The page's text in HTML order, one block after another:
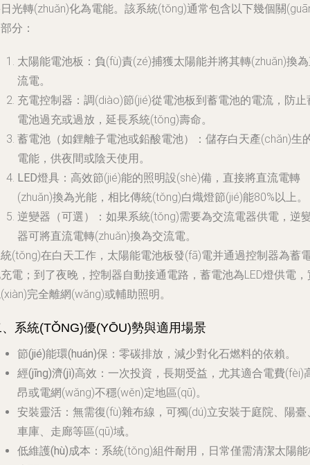
光轉(zhuǎn)化為電能。該系統(tǒng)通常包含以下幾個關
分：
太陽能電池板 ：負(fù)責(zé)捕獲太陽能并將其轉(zhuǎn)換
流電。
充電控制器 ：調(diào)節(jié)從電池板到蓄電池的電流，防止
電池過充或過放，延長系統(tǒng)壽命。
蓄電池 （如鋰離子電池或鉛酸電池）：儲存白天產(chǎn)生
電能，供夜間或陰天使用。
LED燈具 ：高效節(jié)能的照明設(shè)備，直接將直流電轉
(zhuǎn)換為光能，相比傳統(tǒng)白熾燈節(jié)能80%以上。
逆變器 （可選）：如果系統(tǒng)需要為交流電器供電，逆
器可將直流電轉(zhuǎn)換為交流電。
(tǒng)在白天工作，太陽能電池板發(fā)電并通過控制器為蓄
電；到了夜晚，控制器自動接通電路，蓄電池為LED燈供電，
完全離網(wǎng)或輔助照明。
系統(TǑNG)優(YŌU)勢與適用場景
節(jié)能環(huán)保 ：零碳排放，減少對化石燃料的依賴。
經(jīng)濟(jì)高效 ：一次投資，長期受益，尤其適合電費(fèi)
昂或電網(wǎng)不穩(wěn)定地區(qū)。
安裝靈活 ：無需復(fù)雜布線，可獨(dú)立安裝于庭院、陽臺
車庫、走廊等區(qū)域。
低維護(hù)成本 ：系統(tǒng)組件耐用，日常僅需清潔太陽